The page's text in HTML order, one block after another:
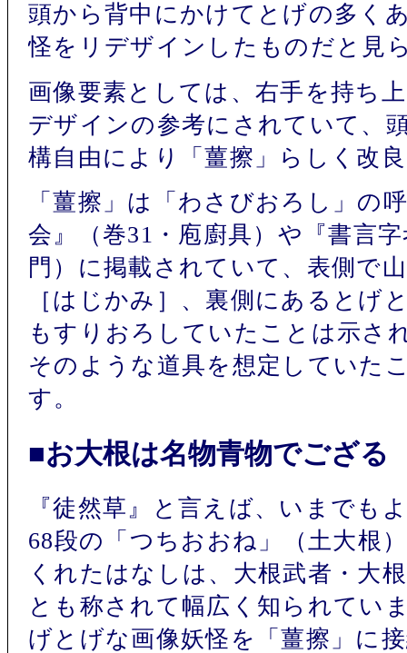
頭から背中にかけてとげの多く
怪をリデザインしたものだと見
画像要素としては、右手を持ち
デザインの参考にされていて、
構自由により「薑擦」らしく改
「薑擦」は「わさびおろし」の
会』（巻31・庖廚具）や『書言
門）に掲載されていて、表側で
［はじかみ］、裏側にあるとげ
もすりおろしていたことは示さ
そのような道具を想定していた
す。
■お大根は名物青物でござる
『徒然草』と言えば、いまでも
68段の「つちおおね」（土大根
くれたはなしは、大根武者・大
とも称されて幅広く知られてい
げとげな画像妖怪を「薑擦」に